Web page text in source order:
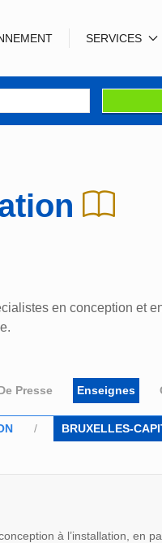
SERVICES
en conception et
Presse Enseignes
BRUXELLES-
à l’installation, en